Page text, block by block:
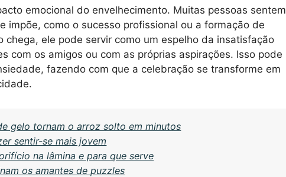
emocional do envelhecimento. Muitas pessoas sentem
impõe, como o sucesso profissional ou a formação de
chega, ele pode servir como um espelho da insatisfação
com os amigos ou com as próprias aspirações. Isso pode
fazendo com que a celebração se transforme em
gelo tornam o arroz solto em minutos
sentir-se mais jovem
na lâmina e para que serve
os amantes de puzzles